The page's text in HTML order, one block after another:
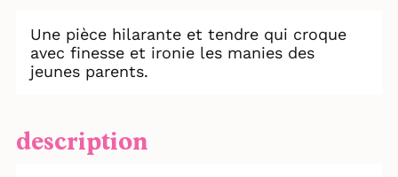
Une pièce hilarante et tendre qui croque
avec finesse et ironie les manies des
jeunes parents.
description